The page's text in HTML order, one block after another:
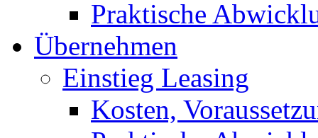
Praktische
Übernehmen
Einstieg Leasing
Kosten,